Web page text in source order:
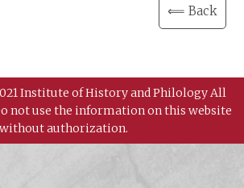
⟸ Back
Institute of History and Philology All
not use the information on this website
without authorization.